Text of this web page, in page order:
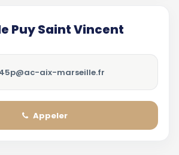
Puy Saint Vincent
aix-marseille.fr
Appeler